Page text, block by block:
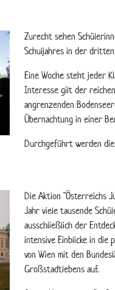
Zurecht sehen
Schuljahres in der
Eine Woche steht jeder
Interesse gilt der
angrenzenden
Übernachtung in einer
Durchgeführt werden
Die Aktion "Österreichs
Jahr viele tausende
ausschließlich der
intensive Einblicke in die
von Wien mit den
Großstadtlebens auf.